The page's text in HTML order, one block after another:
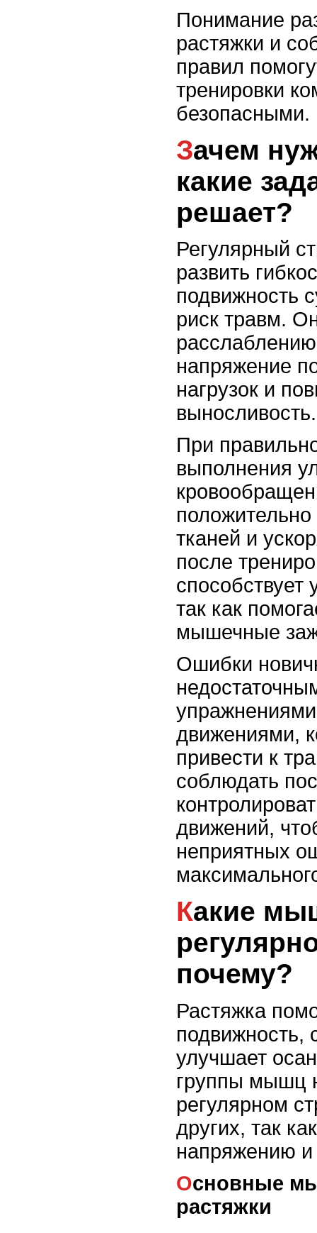
Понимание
растяжки и
правил
тренировки
безопасными.
Зачем нужна растяжка и
какие
решает?
Регулярный
развить
подвижность
риск травм.
напряжение
нагрузок и
выносливость.
При
выполнения
тканей и
после
так как
мышечные
Ошибки
движениями,
привести к
соблюдать
движений,
неприятных
Какие мышцы требуют
почему?
Растяжка
подвижность,
улучшает
группы мышц
регулярном
других, так
напряжению
Основные мышцы, требующие
растяжки